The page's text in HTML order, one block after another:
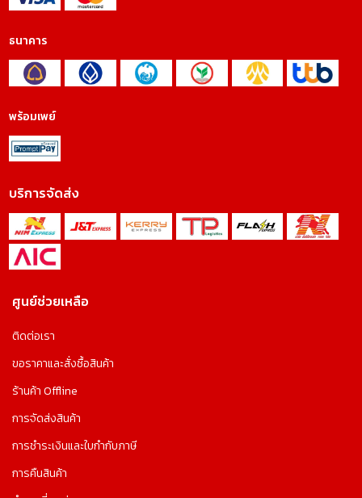
ธนาคาร
พร้อมเพย์
บริการจัดส่ง
ศูนย์ช่วยเหลือ
ติดต่อเรา
ขอราคาและสั่งซื้อสินค้า
ร้านค้า Offline
การจัดส่งสินค้า
การชำระเงินและใบกำกับภาษี
การคืนสินค้า